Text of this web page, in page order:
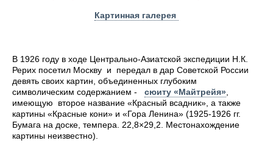
Картинная галерея
В 1926 году в ходе Центрально-Азиатской экспедиции Н.К.
Рерих посетил Москву и передал в дар Советской России
девять своих картин, объединенных глубоким
символическим содержанием - сюиту «Майтрейя»
имеющую второе название «Красный всадник», а также
картины «Красные кони» и «Гора Ленина» (1925-1926 гг.
Бумага на доске, темпера. 22,8×29,2. Местонахождение
картины неизвестно).